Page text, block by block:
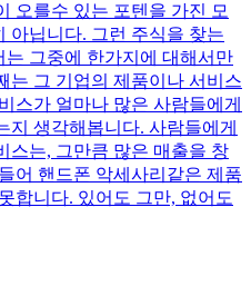
오를수 있는 포텐을 가진 모
아닙니다. 그런 주식을 찾는
그중에 한가지에 대해서만
는 그 기업의 제품이나 서비스
스가 얼마나 많은 사람들에게
지 생각해봅니다. 사람들에게
스는, 그만큼 많은 매출을 창
어 핸드폰 악세사리같은 제품
합니다. 있어도 그만, 없어도